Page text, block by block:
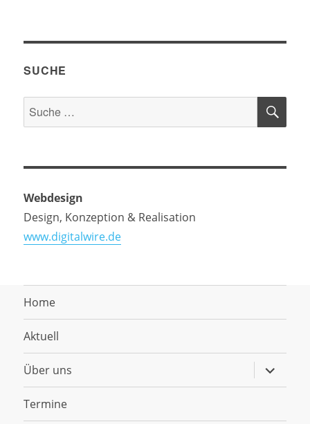
SUCHE
Suche
nach:
Webdesign
Design, Konzeption & Realisation
www.digitalwire.de
Home
Aktuell
Über uns anzeigen
Termine